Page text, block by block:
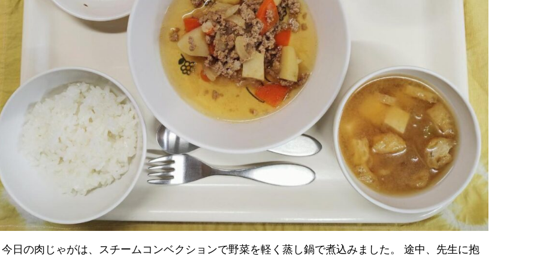
の肉じゃがは、スチームコンベクションで野菜を軽く蒸し鍋で煮込みました。 途中、先生に抱